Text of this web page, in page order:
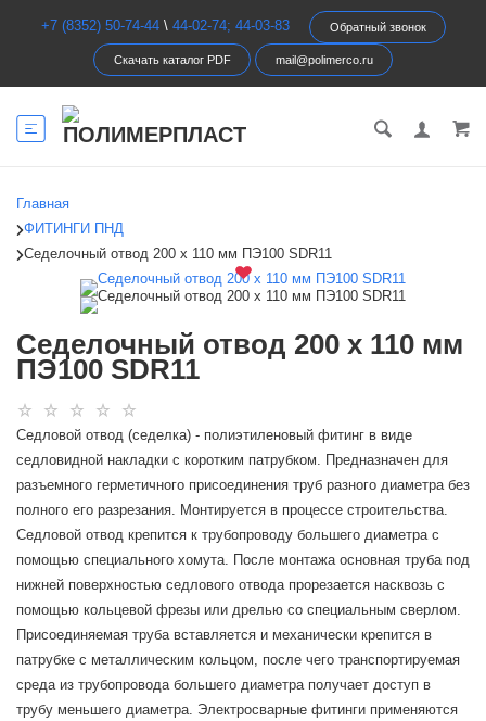
+7 (8352) 50-74-44\ 44-02-74; 44-03-83 Обратный звонок
Скачать каталог PDF mail@polimerco.ru
Главная
ФИТИНГИ ПНД
Седелочный отвод 200 х 110 мм ПЭ100 SDR11
Седелочный отвод 200 х 110 мм
ПЭ100 SDR11
Седловой отвод (седелка) - полиэтиленовый фитинг в виде
седловидной накладки с коротким патрубком. Предназначен для
разъемного герметичного присоединения труб разного диаметра без
полного его разрезания. Монтируется в процессе строительства.
Седловой отвод крепится к трубопроводу большего диаметра с
помощью специального хомута. После монтажа основная труба под
нижней поверхностью седлового отвода прорезается насквозь с
помощью кольцевой фрезы или дрелью со специальным сверлом.
Присоединяемая труба вставляется и механически крепится в
патрубке с металлическим кольцом, после чего транспортируемая
среда из трубопровода большего диаметра получает доступ в
трубу меньшего диаметра. Электросварные фитинги применяются